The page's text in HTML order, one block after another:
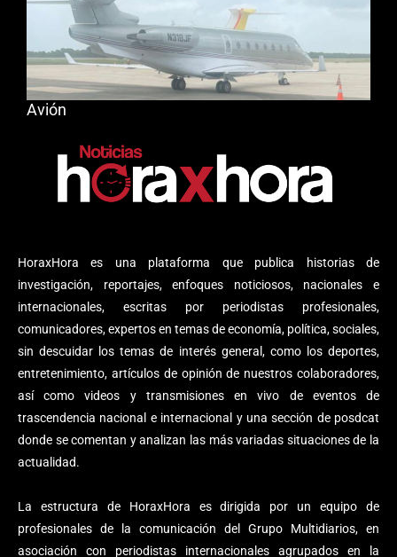
HoraxHora es una plataforma que publica historias de
investigación, reportajes, enfoques noticiosos, nacionales e
internacionales, escritas por periodistas profesionales,
comunicadores, expertos en temas de economía, política, sociales,
sin descuidar los temas de interés general, como los deportes,
entretenimiento, artículos de opinión de nuestros colaboradores,
así como videos y transmisiones en vivo de eventos de
trascendencia nacional e internacional y una sección de posdcat
donde se comentan y analizan las más variadas situaciones de la
actualidad.
La estructura de HoraxHora es dirigida por un equipo de
profesionales de la comunicación del Grupo Multidiarios, en
asociación con periodistas internacionales agrupados en la
Avión